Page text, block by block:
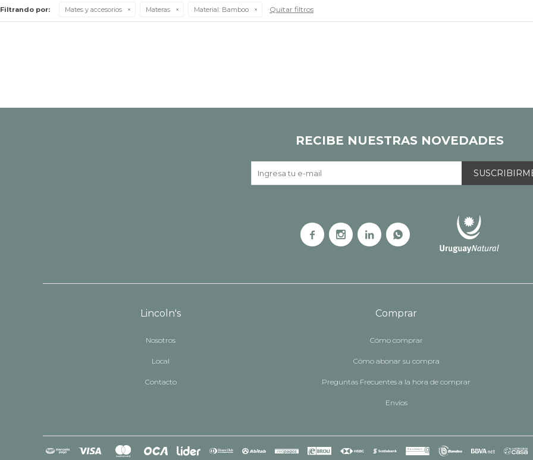
Filtrando por: Mates y accesorios Materas Material: Bamboo Quitar filtros
Lincoln's
Nosotros
Local
Contacto
Comprar
Cómo comprar
Cómo abonar su compra
Preguntas Frecuentes a la hora de comprar
Envíos
RECIBE NUESTRAS NOVEDADES
   